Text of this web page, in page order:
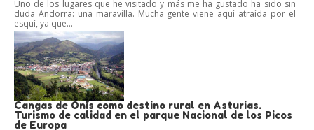
Uno de los lugares que he visitado y más me ha gustado ha sido sin
duda Andorra: una maravilla. Mucha gente viene aquí atraída por el
esquí, ya que...
Cangas de Onís como destino rural en Asturias.
Turismo de calidad en el parque Nacional de los Picos
de Europa